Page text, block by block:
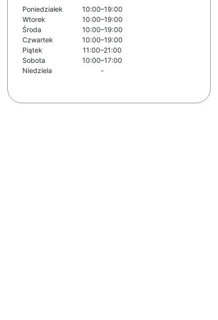
Poniedziałek
10:00–19:00
Wtorek
10:00–19:00
Środa
10:00–19:00
Czwartek
10:00–19:00
Piątek
11:00–21:00
Sobota
10:00–17:00
Niedziela
-